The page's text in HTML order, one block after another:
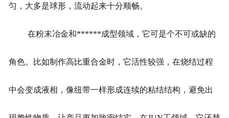
匀，大多是球形，流动起来十分顺畅。
在粉末冶金和******成型领域，它可是个不可或缺的
角色。比如制作高比重合金时，它活性较强，在烧结过程
中会变成液相，像纽带一样形成连续的粘结结构，避免出